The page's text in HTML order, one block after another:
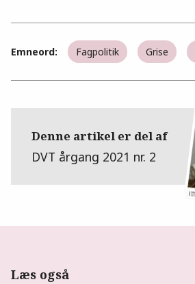
Emneord: Fagpolitik Grise
Denne artikel er del af
DVT årgang 2021 nr. 2
Læs også